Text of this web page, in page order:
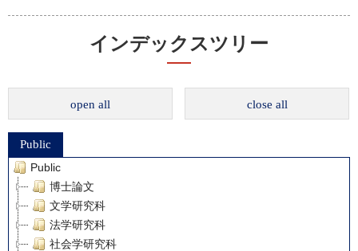
インデックスツリー
open all close all
Public
Public
博士論文
文学研究科
法学研究科
社会学研究科